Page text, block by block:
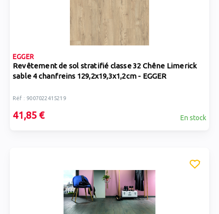
EGGER
Revêtement de sol stratifié classe 32 Chêne Limerick
sable 4 chanfreins 129,2x19,3x1,2cm - EGGER
Réf : 9007022415219
41,85 € En stock